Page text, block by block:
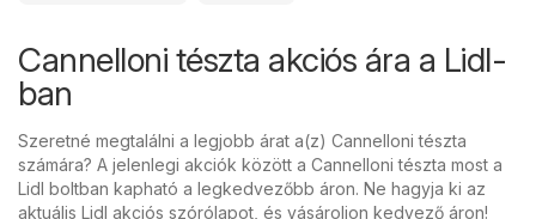
Cannelloni tészta akciós ára a Lidl-
ban
Szeretné megtalálni a legjobb árat a(z) Cannelloni tészta
számára? A jelenlegi akciók között a Cannelloni tészta most a
Lidl boltban kapható a legkedvezőbb áron. Ne hagyja ki az
aktuális Lidl akciós szórólapot, és vásároljon kedvező áron!